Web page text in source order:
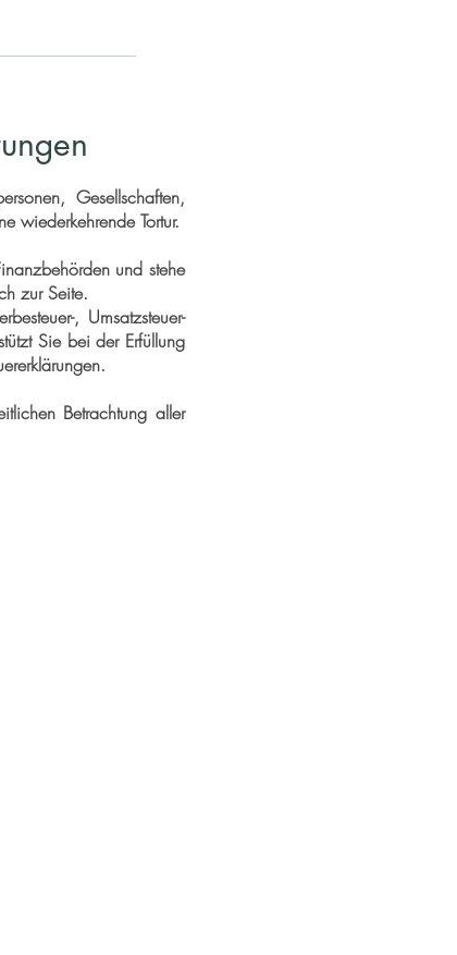
Gesellschaften,
wiederkehrende Tortur.
und stehe
zur Seite.
, Umsatzsteuer-
Sie bei der Erfüllung
Betrachtung aller